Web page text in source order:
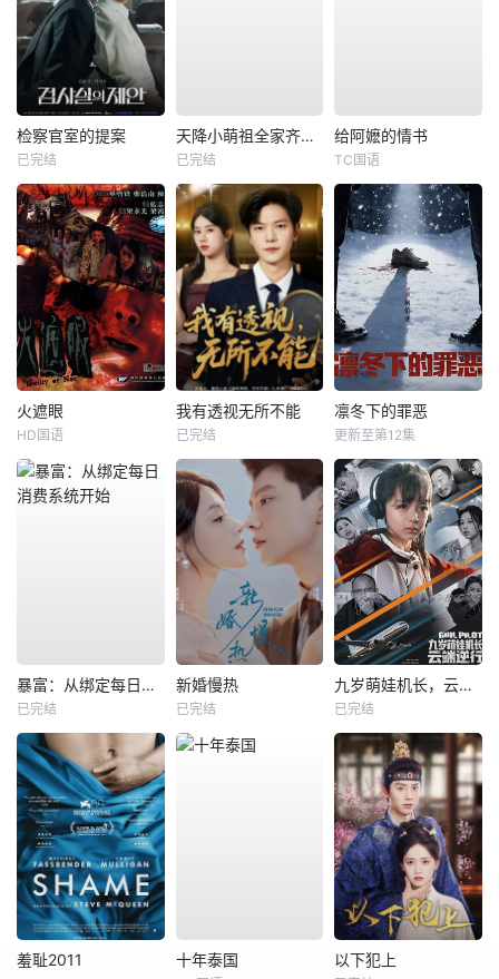
检察官室的提案
已完结
天降小萌祖全家齐齐宠
已完结
给阿嬷的情书
TC国语
火遮眼
HD国语
我有透视无所不能
已完结
凛冬下的罪恶
更新至第12集
暴富：从绑定每日消费系统开始
已完结
新婚慢热
已完结
九岁萌娃机长，云端逆行
已完结
羞耻2011 十年泰国 以下犯上